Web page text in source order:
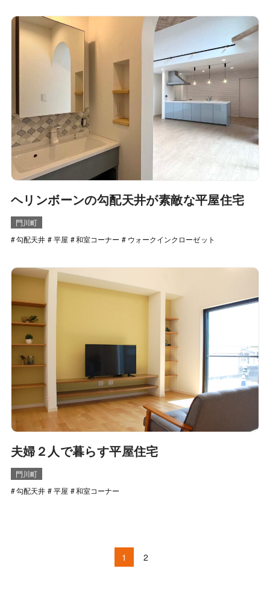
ヘリンボーンの勾配天井が素敵な平屋住宅
門川町
勾配天井
平屋 和室コーナー ウォークインクローゼット
夫婦２人で暮らす平屋住宅
門川町
勾配天井
平屋 和室コーナー
1 2